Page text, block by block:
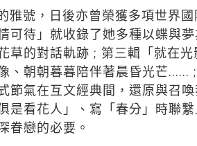
雅號，日後亦曾榮獲多項世界
可待」就收錄了她多種以蝶與
草的對話軌跡 ; 第三輯「就在
、朝朝暮暮陪伴著晨昏光芒……
節氣在互文經典間，還原與召
是看花人」、寫「春分」時聯
眷戀的必要。